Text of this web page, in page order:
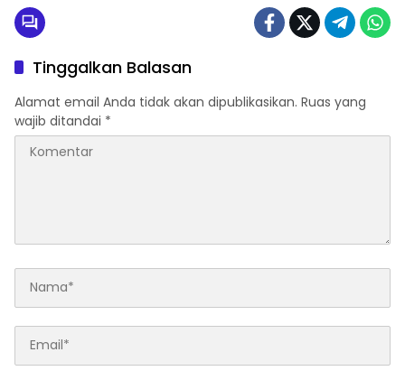
Tinggalkan Balasan
Alamat email Anda tidak akan dipublikasikan. Ruas yang
wajib ditandai *